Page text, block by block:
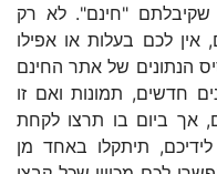
שקיבלתם "חינם". לא רק
לכם בעלות או אפילו
הנתונים של אתר החינם
חדשים, תמונות ואם זו
אך ביום בו תרצו לקחת
תיתקלו באחד מן